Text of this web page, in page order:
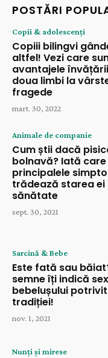
POSTĂRI
Copii & adolescenți
Copiii bilingvi
altfel! Vezi care
avantajele
doua limbi la
fragede
mart. 30, 2022
Animale de companie
Cum știi dacă
bolnavă? Iată
principalele
trădează starea ei
sănătate
sept. 30, 2021
Sarcină & Bebe
Este fată sau
semne îți indică
bebelușului potrivit
tradiției!
nov. 1, 2021
Nunți și mirese